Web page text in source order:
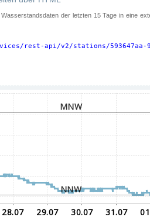
der letzten 15 Tage in eine
rest-api/v2/stations/593647aa-